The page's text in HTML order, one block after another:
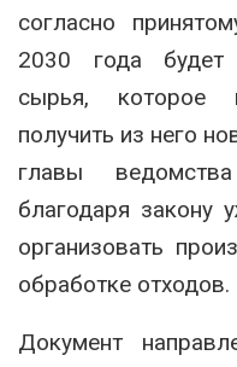
согласно
2030 года будет
сырья, которое
получить из него
главы
благодаря закону
организовать
обработке отходов.
Документ